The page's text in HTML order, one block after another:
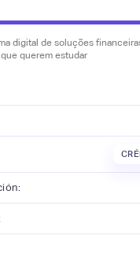
digital de soluções
querem estudar